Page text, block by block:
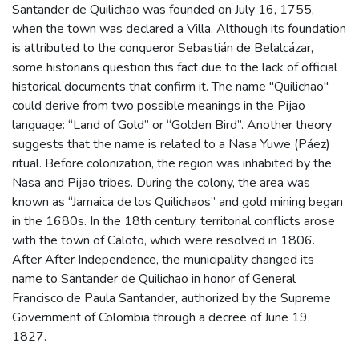
Santander de Quilichao was founded on July 16, 1755,
when the town was declared a Villa. Although its foundation
is attributed to the conqueror Sebastián de Belalcázar,
some historians question this fact due to the lack of official
historical documents that confirm it. The name "Quilichao"
could derive from two possible meanings in the Pijao
language: “Land of Gold” or “Golden Bird”. Another theory
suggests that the name is related to a Nasa Yuwe (Páez)
ritual. Before colonization, the region was inhabited by the
Nasa and Pijao tribes. During the colony, the area was
known as “Jamaica de los Quilichaos” and gold mining began
in the 1680s. In the 18th century, territorial conflicts arose
with the town of Caloto, which were resolved in 1806.
After After Independence, the municipality changed its
name to Santander de Quilichao in honor of General
Francisco de Paula Santander, authorized by the Supreme
Government of Colombia through a decree of June 19,
1827.